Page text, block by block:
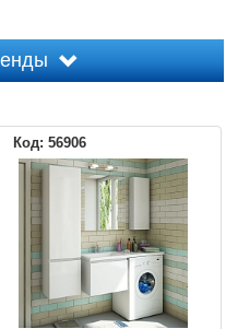
JACOB DELAFON
ЭСТЕТ
Код: 56906